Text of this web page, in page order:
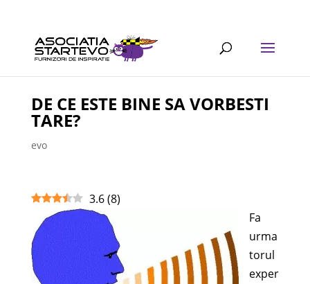
DE CE ESTE BINE SA VORBESTI
TARE?
evo
3.6 (8)
Fa
urma
torul
exper